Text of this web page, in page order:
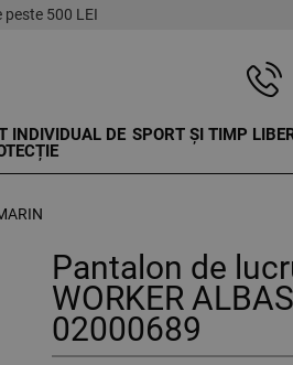
peste 500 LEI
INDIVIDUAL DE SPORT ȘI TIMP
Pantalon de
WORKER
02000689